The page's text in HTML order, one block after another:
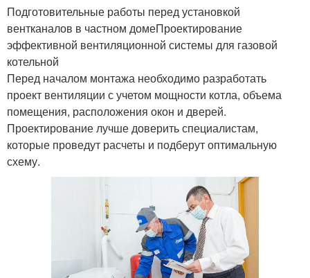
Подготовительные работы перед установкой
вентканалов в частном домеПроектирование
эффективной вентиляционной системы для газовой
котельной
Перед началом монтажа необходимо разработать
проект вентиляции с учетом мощности котла, объема
помещения, расположения окон и дверей.
Проектирование лучше доверить специалистам,
которые проведут расчеты и подберут оптимальную
схему.